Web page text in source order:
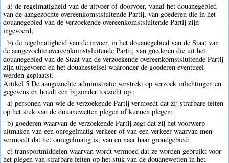
a) de regelmatigheid van de uitvoer of doorvoer, vanaf het douanegebied
van de aangezochte overeenkomstsluitende Partij, van goederen die in het
douanegebied van de verzoekende overeenkomstsluitende Partij zijn
ingevoerd;
b) de regelmatigheid van de invoer, in het douanegebied van de Staat van
de aangezochte overeenkomstsluitende Partij, van goederen die uit het
douanegebied van de Staat van de verzoekende overeenkomstsluitende Partij
zijn uitgevoerd en het douanestelsel waaronder de goederen eventueel
werden geplaatst.
Artikel 5 De aangezochte administratie verstrekt op verzoek inlichtingen en
gegevens en houdt een bijzonder toezicht op :
a) personen van wie de verzoekende Partij vermoedt dat zij strafbare feiten
op het stuk van de douanewetten plegen of kunnen plegen;
b) goederen waarvan de verzoekende Partij zegt dat zij het voorwerp
uitmaken van een onregelmatig verkeer of van een verkeer waarvan men
vermoedt dat het onregelmatig is, van en naar haar grondgebied;
c) transportmiddelen waarvan wordt vermoed dat ze worden gebruikt voor
het plegen van strafbare feiten op het stuk van de douanewetten in het